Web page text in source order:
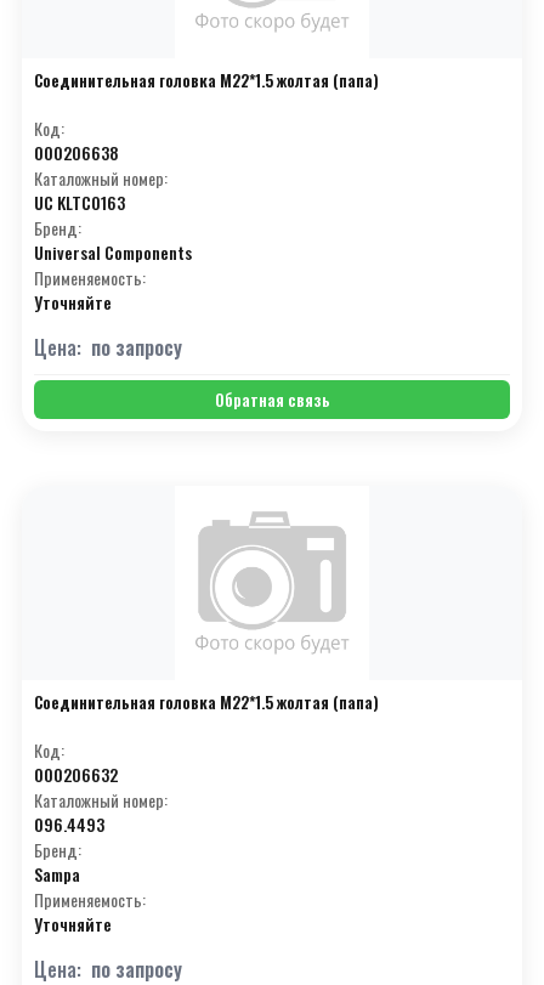
Соединительная головка М22*1.5 жолтая (папа)
Код:
000206638
Каталожный номер:
UC KLTC0163
Бренд:
Universal Components
Применяемость:
Уточняйте
Цена: по запросу
Обратная связь
Соединительная головка М22*1.5 жолтая (папа)
Код:
000206632
Каталожный номер:
096.4493
Бренд:
Sampa
Применяемость:
Уточняйте
Цена: по запросу